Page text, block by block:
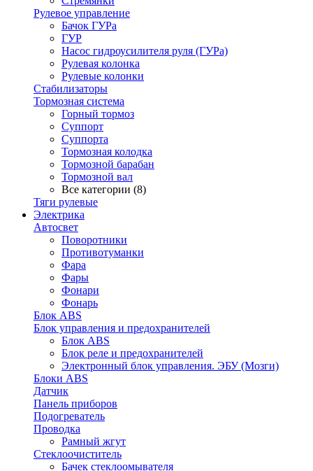
Рулевое управление
Бачок ГУРа
ГУР
Насос гидроусилителя руля (ГУРа)
Рулевая колонка
Рулевые колонки
Стабилизаторы
Тормозная система
Горный тормоз
Суппорт
Суппорта
Тормозная колодка
Тормозной барабан
Тормозной вал
Все категории (8)
Тяги рулевые
Электрика
Автосвет
Поворотники
Противотуманки
Фара
Фары
Фонари
Фонарь
Блок ABS
Блок управления и предохранителей
Блок ABS
Блок реле и предохранителей
Электронный блок управления. ЭБУ (Мозги)
Блоки ABS
Датчик
Панель приборов
Подогреватель
Проводка
Рамный жгут
Стеклоочиститель
Бачек стеклоомывателя